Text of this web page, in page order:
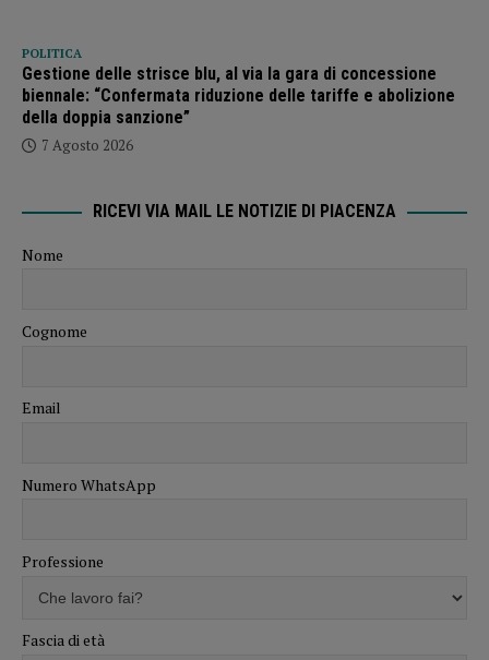
POLITICA
Gestione delle strisce blu, al via la gara di concessione
biennale: “Confermata riduzione delle tariffe e abolizione
della doppia sanzione”
7 Agosto 2026
RICEVI VIA MAIL LE NOTIZIE DI PIACENZA
Nome
Cognome
Email
Numero WhatsApp
Professione
Fascia di età